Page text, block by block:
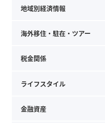
地域別経済情報
海外移住・駐在・ツアー
税金関係
ライフスタイル
金融資産